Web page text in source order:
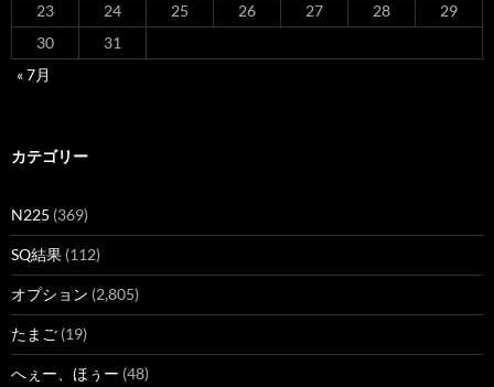
23
24 25 26 27 28
29
30
31
« 7月
カテゴリー
N225 (369)
SQ結果 (112)
オプション (2,805)
たまご (19)
へぇー、ほぅー (48)